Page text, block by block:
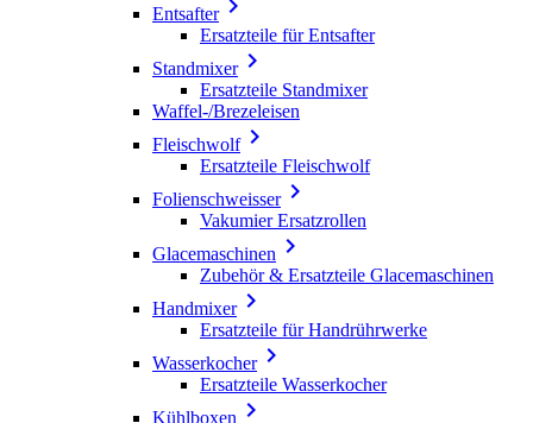
Entsafter
Ersatzteile für Entsafter
Standmixer
Ersatzteile Standmixer
Waffel-/Brezeleisen
Fleischwolf
Ersatzteile Fleischwolf
Folienschweisser
Vakumier Ersatzrollen
Glacemaschinen 
Zubehör & Ersatzteile Glacemaschinen
Handmixer
Ersatzteile für Handrührwerke
Wasserkocher
Ersatzteile Wasserkocher
Kühlboxen 